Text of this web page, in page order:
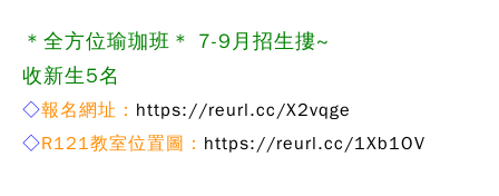
＊全方位瑜珈班＊ 7-9月招生摟~
收新生5名
◇報名網址： https://reurl.cc/X2vqge
◇R121教室位置圖： https://reurl.cc/1Xb1OV